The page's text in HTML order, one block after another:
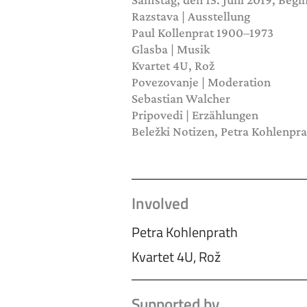
Razstava | Ausstellung
Paul Kollenprat 1900–1973
Glasba | Musik
Kvartet 4U, Rož
Povezovanje | Moderation
Sebastian Walcher
Pripovedi | Erzählungen
Beležki Notizen, Petra
Involved
Petra Kohlenprath
Kvartet 4U, Rož